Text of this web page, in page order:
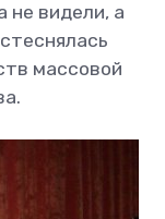
не видели, а
массовой